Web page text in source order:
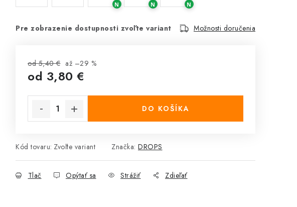
N N N
Pre zobrazenie dostupnosti zvoľte variant Možnosti doručenia
od 5,40 € až –29 %
od 3,80 €
DO KOŠÍKA
Kód tovaru: Zvoľte variant Značka: DROPS
Tlač Opýtať sa Strážiť Zdieľať